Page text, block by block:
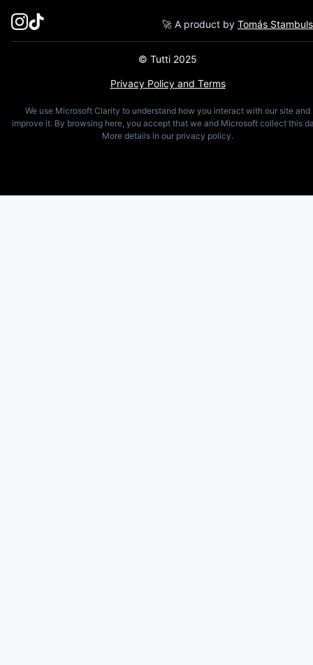
🚀 A product by Tomás
© Tutti 2025
Privacy Policy and Terms
We use Microsoft Clarity to understand how you interact with our site and
improve it. By browsing here, you accept that we and Microsoft collect this
More details in our privacy policy.